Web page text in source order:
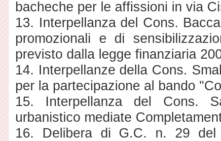
bacheche per le affissioni in via
13. Interpellanza del Cons.
promozionali e di
previsto dalla legge finanziaria
14. Interpellanze della Cons.
per la partecipazione al bando
15. Interpellanza del Cons.
urbanistico mediate
16. Delibera di G.C. n. 29 del